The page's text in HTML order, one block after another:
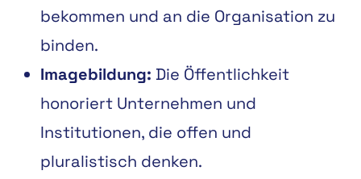
bekommen und an die Organisation zu
binden.
Imagebildung: Die Öffentlichkeit
honoriert Unternehmen und
Institutionen, die offen und
pluralistisch denken.